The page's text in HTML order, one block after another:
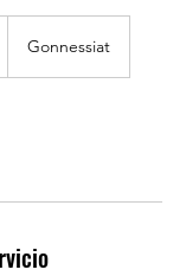
Gonnessiat